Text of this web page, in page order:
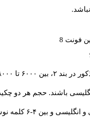
باشد.
دو چکیده کمتر از ۲۰۰ و بیشتر از
۴-۶ کلمه نوشته شود.